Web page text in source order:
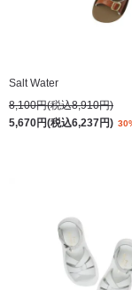
Salt Water
8,100円(税込8,910円)
5,670円(税込6,237円)